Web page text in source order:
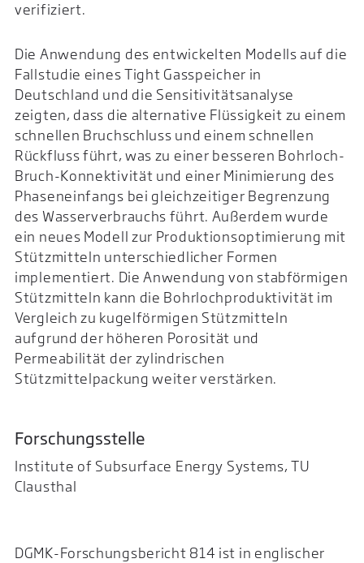
verifiziert.
Die Anwendung des entwickelten Modells auf die
Fallstudie eines Tight Gasspeicher in
Deutschland und die Sensitivitätsanalyse
zeigten, dass die alternative Flüssigkeit zu einem
schnellen Bruchschluss und einem schnellen
Rückfluss führt, was zu einer besseren Bohrloch-
Bruch-Konnektivität und einer Minimierung des
Phaseneinfangs bei gleichzeitiger Begrenzung
des Wasserverbrauchs führt. Außerdem wurde
ein neues Modell zur Produktionsoptimierung mit
Stützmitteln unterschiedlicher Formen
implementiert. Die Anwendung von stabförmigen
Stützmitteln kann die Bohrlochproduktivität im
Vergleich zu kugelförmigen Stützmitteln
aufgrund der höheren Porosität und
Permeabilität der zylindrischen
Stützmittelpackung weiter verstärken.
Forschungsstelle
Institute of Subsurface Energy Systems, TU
Clausthal
DGMK-Forschungsbericht 814 ist in englischer